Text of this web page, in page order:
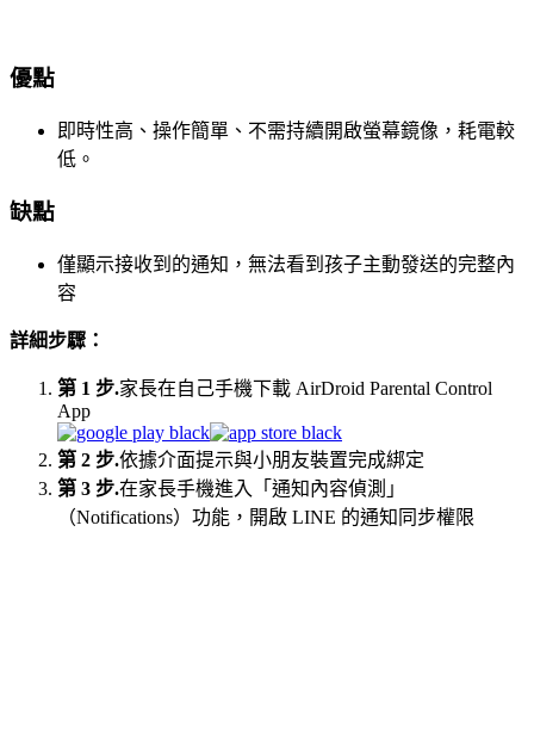
優點
即時性高、操作簡單、不需持續開啟螢幕鏡像，耗電較
低。
缺點
僅顯示接收到的通知，無法看到孩子主動發送的完整內
容
詳細步驟：
第 1 步.家長在自己手機下載 AirDroid Parental Control
App
第 2 步.依據介面提示與小朋友裝置完成綁定
第 3 步.在家長手機進入「通知內容偵測」
（Notifications）功能，開啟 LINE 的通知同步權限